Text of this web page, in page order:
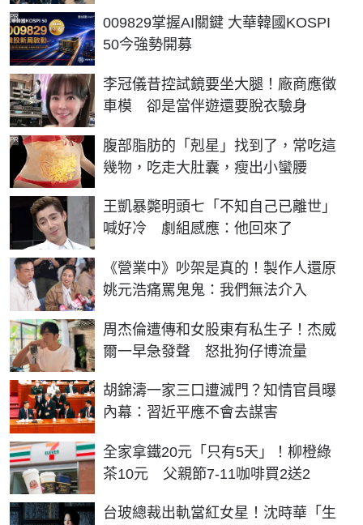
009829掌握AI關鍵 大華韓國KOSPI
50今強勢開募
PR
李冠儀昔控試鏡要坐大腿！廠商應徵
車模 卻是當伴遊還要脫衣驗身
腹部脂肪的「剋星」找到了，常吃這
幾物，吃走大肚囊，瘦出小蠻腰
PR
王凱暴斃明頭七「不知自己已離世」
喊好冷 劇組感應：他回來了
《營業中》吵架是真的！製作人還原
姚元浩痛罵鬼鬼：我們無法介入
周杰倫遭傳和女股東有私生子！杰威
爾一早急發聲 怒批狗仔博流量
胡錦濤一家三口遭滅門？知情官員曝
內幕：習近平應不會去謀害
全家拿鐵20元「只有5天」！柳橙綠
茶10元 父親節7-11咖啡買2送2
台玻總裁出軌當紅女星！沈時華「生